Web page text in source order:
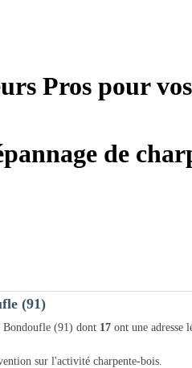
Pros pour
de
(91)
Bondoufle (91) dont 17 ont une adresse
sur l'activité charpente-bois.